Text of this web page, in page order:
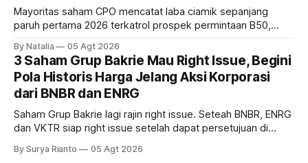
Mayoritas saham CPO mencatat laba ciamik sepanjang
paruh pertama 2026 terkatrol prospek permintaan B50,
diprediksi semakin terlihat mendekati 2027. Kira-kira gimana
prospeknya? apakah masih menarik dilirik sektor ini?
By Natalia 05 Agt 2026
3 Saham Grup Bakrie Mau Right Issue, Begini
Pola Historis Harga Jelang Aksi Korporasi
dari BNBR dan ENRG
Saham Grup Bakrie lagi rajin right issue. Seteah BNBR, ENRG
dan VKTR siap right issue setelah dapat persetujuan di
pola saham Grup Bakrie jelang right issue
By Surya Rianto 05 Agt 2026